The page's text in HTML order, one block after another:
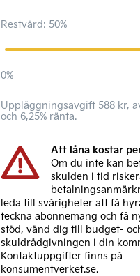
Restvärd: 50%
0%
Uppläggningsavgift 588 kr,
och 6,25% ränta.
Att låna kostar
Om du inte kan
skulden i tid
leda till svårigheter att få
teckna abonnemang och få
stöd, vänd dig till budget-
skuldrådgivningen i din
Kontaktuppgifter finns på
konsumentverket.se.